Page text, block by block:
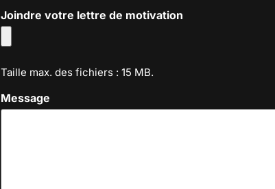
Joindre votre lettre de motivation
Taille max. des fichiers : 15 MB.
Message